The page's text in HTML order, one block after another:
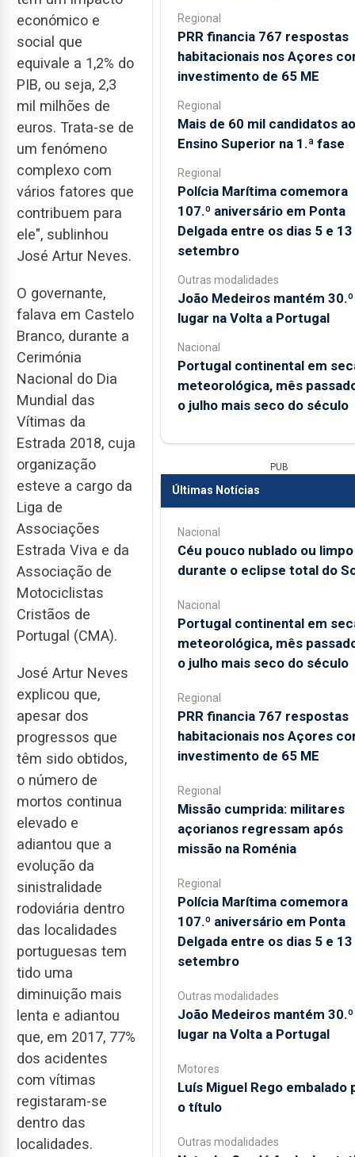
económico e
social que
equivale a 1,2% do
PIB, ou seja, 2,3
mil milhões de
euros. Trata-se de
um fenómeno
complexo com
vários fatores que
contribuem para
ele", sublinhou
José Artur Neves.
O governante,
falava em Castelo
Branco, durante a
Cerimónia
Nacional do Dia
Mundial das
Vítimas da
Estrada 2018, cuja
organização
esteve a cargo da
Liga de
Associações
Estrada Viva e da
Associação de
Motociclistas
Cristãos de
Portugal (CMA).
José Artur Neves
explicou que,
apesar dos
progressos que
têm sido obtidos,
o número de
mortos continua
elevado e
adiantou que a
evolução da
sinistralidade
rodoviária dentro
das localidades
portuguesas tem
tido uma
diminuição mais
lenta e adiantou
que, em 2017, 77%
dos acidentes
com vítimas
registaram-se
dentro das
localidades.
Regional
PRR financia 767 respostas
habitacionais nos Açores
investimento de 65 ME
Regional
Mais de 60 mil candidatos ao
Ensino Superior na 1.ª fase
Regional
Polícia Marítima comemora
107.º aniversário em Ponta
Delgada entre os dias 5 e
setembro
Outras modalidades
João Medeiros mantém 30.º
lugar na Volta a Portugal
Nacional
Portugal continental em
meteorológica, mês
o julho mais seco do século
PUB
Últimas Notícias
Nacional
Céu pouco nublado ou limpo
durante o eclipse total do
Nacional
Portugal continental em
meteorológica, mês
o julho mais seco do século
Regional
PRR financia 767 respostas
habitacionais nos Açores
investimento de 65 ME
Regional
Missão cumprida: militares
açorianos regressam após
missão na Roménia
Regional
Polícia Marítima comemora
107.º aniversário em Ponta
Delgada entre os dias 5 e
setembro
Outras modalidades
João Medeiros mantém 30.º
lugar na Volta a Portugal
Motores
Luís Miguel Rego embalado
o título
Outras modalidades